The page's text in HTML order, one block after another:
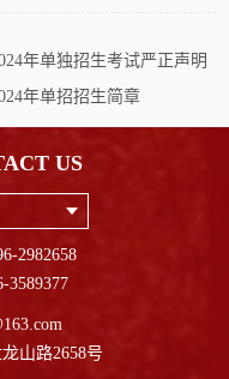
年单独招生考试严正声明
年单招招生简章
US
2982658
3589377
山路2658号